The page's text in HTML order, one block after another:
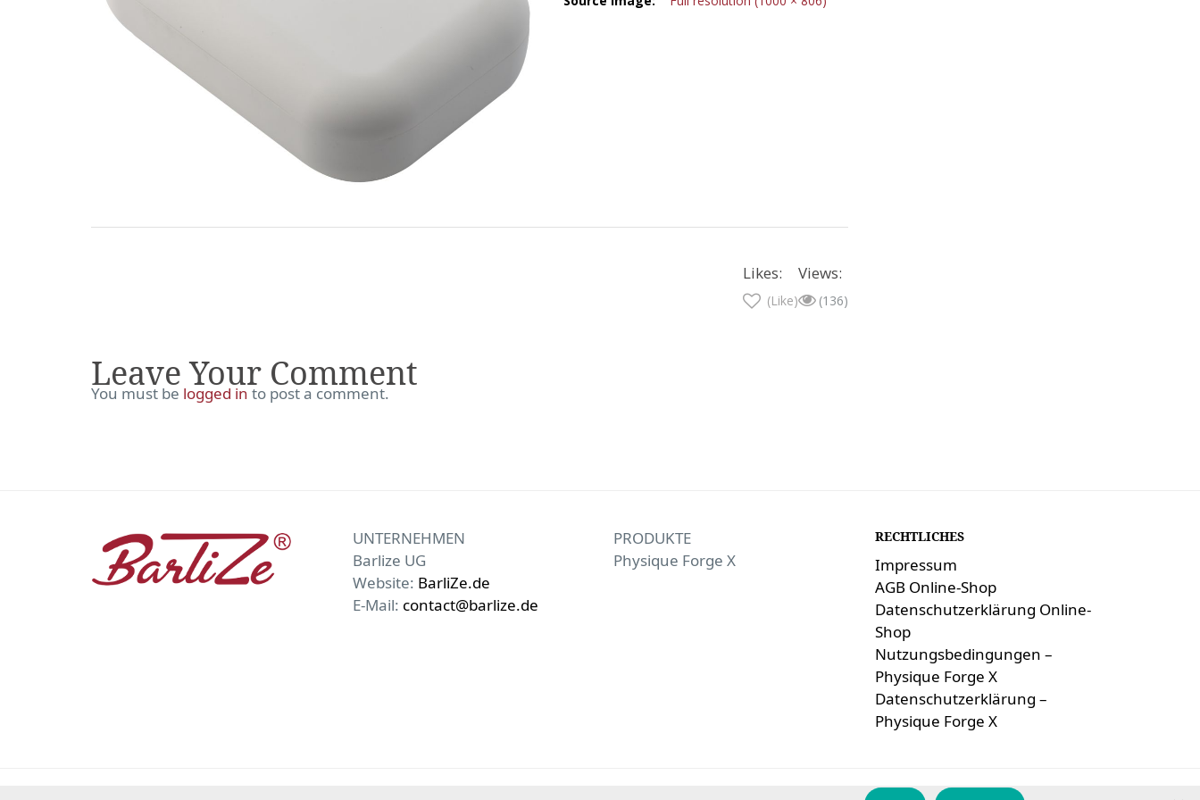
Views:
(136)
Likes:
(Like)
Leave Your Comment
You must be logged in to post a comment.
UNTERNEHMEN
Barlize UG
Website: BarliZe.de
E-Mail: contact@barlize.de
PRODUKTE
Physique Forge X
RECHTLICHES
Impressum
AGB Online-Shop
Datenschutzerklärung Online-
Shop
Nutzungsbedingungen –
Physique Forge X
Datenschutzerklärung –
Physique Forge X